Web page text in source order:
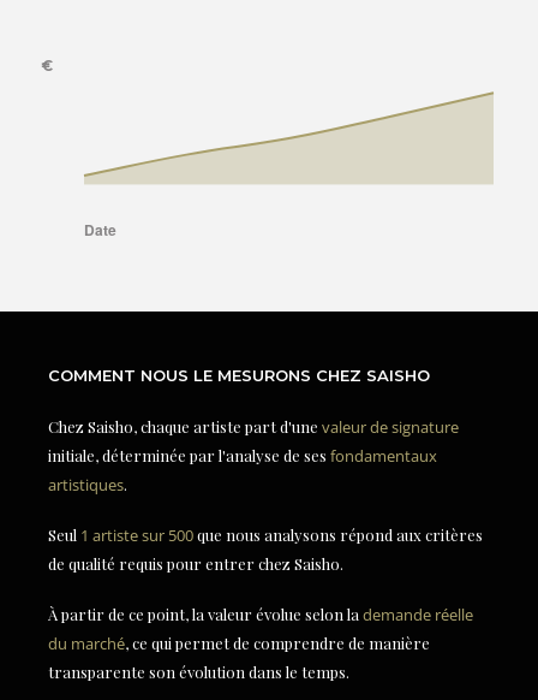
COMMENT NOUS LE MESURONS CHEZ SAISHO
Chez Saisho, chaque artiste part d'une valeur de signature
initiale, déterminée par l'analyse de ses fondamentaux
artistiques.
Seul 1 artiste sur 500que nous analysons répond aux critères
de qualité requis pour entrer chez Saisho.
À partir de ce point, la valeur évolue selon la demande réelle
du marché, ce qui permet de comprendre de manière
transparente son évolution dans le temps.